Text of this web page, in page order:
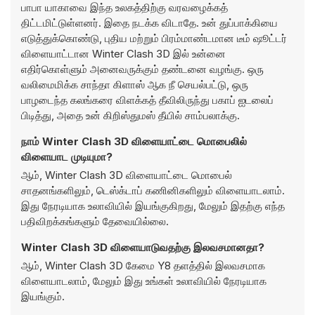
பாபா யாகாவை இந்த உலகத்திற்கு வரவழைக்கத்
திட்டமிட்டுள்ளனர். இதை நடக்க விடாதே. உன் துப்பாக்கியை
எடுத்துக்கொண்டு, புதிய மற்றும் பிரம்மாண்டமான டீம் ஷூட்டர்
விளையாட்டான Winter Clash 3D இல் உன்னை
எதிர்கொள்ளும் அனைவருக்கும் தண்டனை வழங்கு. ஒரு
வலிமைமிக்க சாந்தா கிளாஸ் ஆக நீ செயல்பட்டு, ஒரு
பாழடைந்த கலங்கரை விளக்கத் தீவிலிருந்து பகாப் ஐடலைப்
பிடித்து, அதை உன் கிறிஸ்துமஸ் தீயில் சாம்பலாக்கு.
நாம் Winter Clash 3D விளையாட்டை மொபைலில்
விளையாட முடியுமா?
ஆம், Winter Clash 3D விளையாட்டை மொபைல்
சாதனங்களிலும், டெஸ்க்டாப் கணினிகளிலும் விளையாடலாம்.
இது நேரடியாக உலாவியில் இயங்குகிறது, மேலும் இதற்கு எந்த
பதிவிறக்கங்களும் தேவையில்லை.
Winter Clash 3D விளையாடுவதற்கு இலவசமானதா?
ஆம், Winter Clash 3D கேமை Y8 தளத்தில் இலவசமாக
விளையாடலாம், மேலும் இது உங்கள் உலாவியில் நேரடியாக
இயங்கும்.